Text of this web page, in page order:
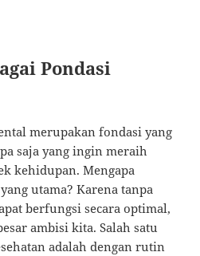
Pondasi
merupakan fondasi yang
saja yang ingin meraih
kehidupan. Mengapa
utama? Karena tanpa
berfungsi secara optimal,
ambisi kita. Salah satu
adalah dengan rutin